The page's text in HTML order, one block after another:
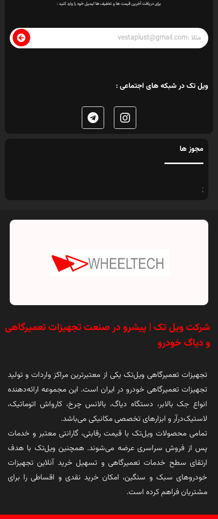
برای دریافت آخرین قیمت ها و تخفیف ها ایمیل خود را وارد کنید :
ویل تک در شبکه های اجتماعی :
مجوز ها
;
شرکت ویل تک | پیشرو در صنعت تجهیزات تعمیرگاهی
و دیاگ خودرو
تجهیزات تعمیرگاهی ویل‌تک یکی از معتبرترین مراکز واردات و تولید
تجهیزات تعمیرگاهی خودرو در ایران است. این مجموعه ارائه‌دهنده
انواع جک بالابر، دستگاه دیاگ، بالانس چرخ، کارواش اتوماتیک،
لاستیک‌درآر و ابزارهای تخصصی مکانیکی می‌باشد.
تمامی محصولات ویل‌تک با قیمت رقابتی، گارانتی معتبر و خدمات
پس از فروش سراسری عرضه می‌شوند. همچنین ویل‌تک با هدف
ارتقای سطح خدمات تعمیرگاهی و تسهیل خرید آنلاین تجهیزات
خودروهای سبک و سنگین، امکان خرید نقدی و اقساطی را برای
مشتریان فراهم کرده است.